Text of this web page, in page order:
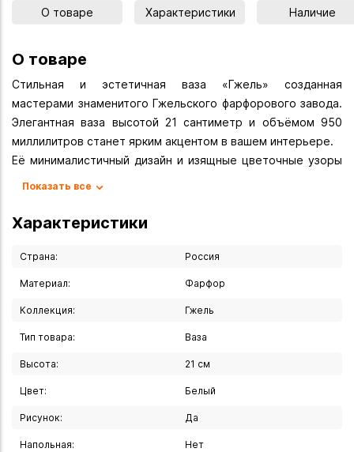
О товаре Характеристики Наличие
О товаре
Стильная и эстетичная ваза «Гжель» созданная
мастерами знаменитого Гжельского фарфорового завода.
Элегантная ваза высотой 21 сантиметр и объёмом 950
миллилитров станет ярким акцентом в вашем интерьере.
Её минималистичный дизайн и изящные цветочные узоры
из высококачественного фарфора с ручной росписью в
технике «Гжель», эта ваза подойдёт как для живых, так и
для искусственных цветов.
неповторимый художественный стиль, который
проявляется в каждом элементе этой вазы.
Вы можете купить Ваза 21х11 см в указанных ниже
магазинах в Иркутске и в Ангарске, а также сделать заказ
или транспортной компанией по всей России.
Показать все
Характеристики
Страна: Россия
Материал: Фарфор
Коллекция: Гжель
Тип товара: Ваза
Высота: 21 см
Цвет: Белый
Рисунок: Да
Напольная: Нет